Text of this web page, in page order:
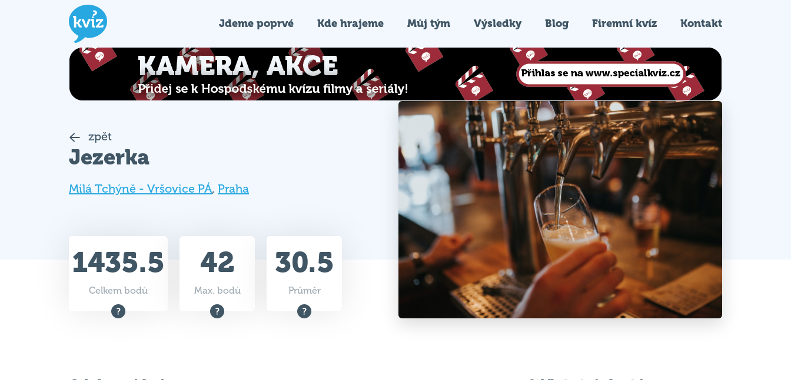
Jdeme poprvé Kde hrajeme Můj tým Výsledky Blog Firemní kvíz Kontakt
Milá Tchýně - Vršovice PÁ